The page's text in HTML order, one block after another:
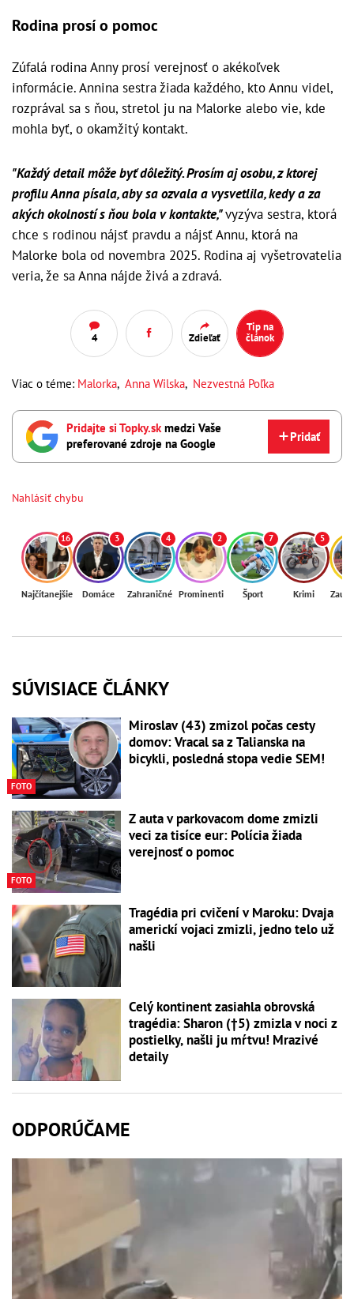
Rodina prosí o pomoc
Zúfalá rodina Anny prosí verejnosť o akékoľvek
informácie. Annina sestra žiada každého, kto Annu videl,
rozprával sa s ňou, stretol ju na Malorke alebo vie, kde
mohla byť, o okamžitý kontakt.
"Každý detail môže byť dôležitý. Prosím aj osobu, z ktorej
profilu Anna písala, aby sa ozvala a vysvetlila, kedy a za
akých okolností s ňou bola v kontakte,"vyzýva sestra, ktorá
chce s rodinou nájsť pravdu a nájsť Annu, ktorá na
Malorke bola od novembra 2025. Rodina aj vyšetrovatelia
veria, že sa Anna nájde živá a zdravá.
4 Zdieľať
Tip na
článok
Viac o téme: Malorka, Anna Wilska, Nezvestná Poľka
Pridajte si Topky.skmedzi Vaše
preferované zdroje na Google
Pridať
Nahlásiť chybu
16
Najčítanejšie
3
Domáce
4
Zahraničné
2
Prominenti
7
Šport
5
Krimi
SÚVISIACE ČLÁNKY
FOTO
Miroslav (43) zmizol počas cesty
domov: Vracal sa z Talianska na
bicykli, posledná stopa vedie SEM!
FOTO
Z auta v parkovacom dome zmizli
veci za tisíce eur: Polícia žiada
verejnosť o pomoc
Tragédia pri cvičení v Maroku: Dvaja
americkí vojaci zmizli, jedno telo už
našli
Celý kontinent zasiahla obrovská
tragédia: Sharon (†5) zmizla v noci z
postielky, našli ju mŕtvu! Mrazivé
detaily
ODPORÚČAME